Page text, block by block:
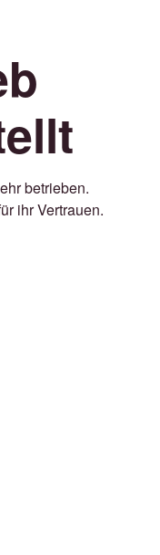
betrieben.
ihr Vertrauen.